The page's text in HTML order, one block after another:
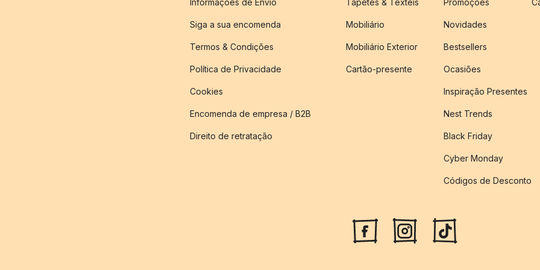
Informações de Envio
Siga a sua encomenda
Termos & Condições
Política de Privacidade
Cookies
Encomenda de empresa / B2B
Direito de retratação
Tapetes & Têxteis
Mobiliário
Mobiliário Exterior
Cartão-presente
Promoções
Novidades
Bestsellers
Ocasiões
Inspiração Presentes
Nest Trends
Black Friday
Cyber Monday
Códigos de Desconto